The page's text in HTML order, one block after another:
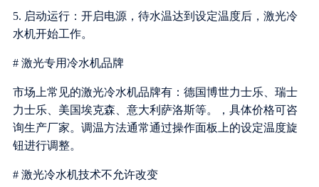
5. 启动运行：开启电源，待水温达到设定温度后，激光冷
水机开始工作。
# 激光专用冷水机品牌
市场上常见的激光冷水机品牌有：德国博世力士乐、瑞士
力士乐、美国埃克森、意大利萨洛斯等。，具体价格可咨
询生产厂家。调温方法通常通过操作面板上的设定温度旋
钮进行调整。
# 激光冷水机技术不允许改变